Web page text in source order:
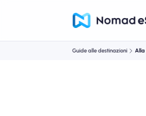
Guide alle destinazioni Alla